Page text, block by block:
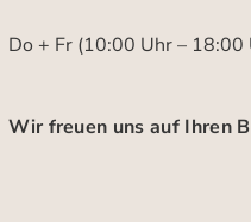
Do + Fr (10:00 Uhr –
Wir freuen uns auf Ihren